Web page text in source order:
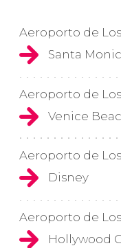
Aeroporto de
Santa
Aeroporto de
Venice
Aeroporto de
Disney
Aeroporto de
Hollywood